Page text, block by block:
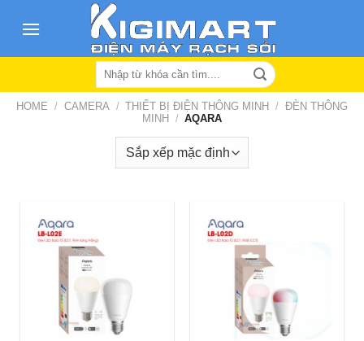
Search
HOME / CAMERA / THIẾT BỊ ĐIỆN THÔNG MINH / ĐÈN THÔNG
MINH
/ AQARA